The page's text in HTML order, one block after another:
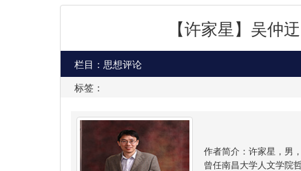
【许家星】吴仲
栏目：思想评论
标签：
作者简介：许家星，男
曾任南昌大学人文学院